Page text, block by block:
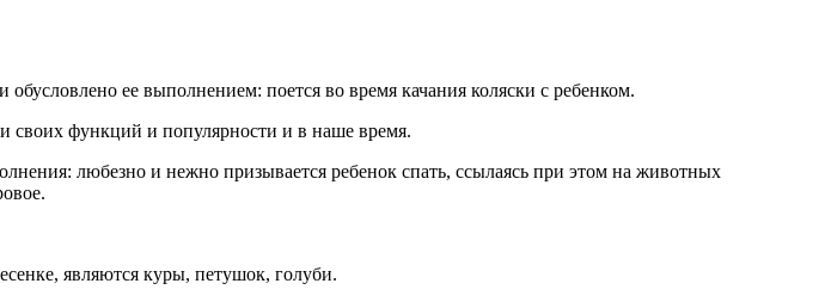
ее выполнением: поется во время качания коляски с ребенком.
своих функций и популярности и в наше время.
любезно и нежно призывается ребенок спать, ссылаясь при этом на животных
являются куры, петушок, голуби.